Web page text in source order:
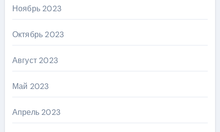
Ноябрь 2023
Октябрь 2023
Август 2023
Май 2023
Апрель 2023